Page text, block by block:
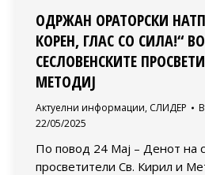
ОДРЖАН ОРАТОРСКИ
КОРЕН, ГЛАС СО СИЛА!“
СЕСЛОВЕНСКИТЕ
МЕТОДИЈ
Актуелни информации, СЛИДЕР
22/05/2025
По повод 24 Мај – Денот на
просветители Св. Кирил и